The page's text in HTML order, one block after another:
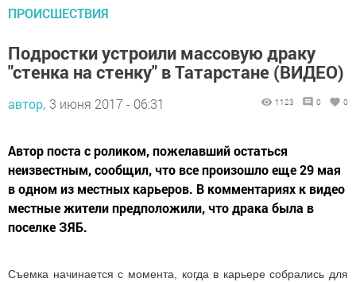
ПРОИСШЕСТВИЯ
Подростки устроили массовую драку
"стенка на стенку" в Татарстане (ВИДЕО)
автор, 3 июня 2017 - 06:31 1123 0 0
Автор поста с роликом, пожелавший остаться
неизвестным, сообщил, что все произошло еще 29 мая
в одном из местных карьеров. В комментариях к видео
местные жители предположили, что драка была в
поселке ЗЯБ.
Съемка начинается с момента, когда в карьере собрались для